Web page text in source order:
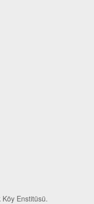
Köy Enstitüsü.